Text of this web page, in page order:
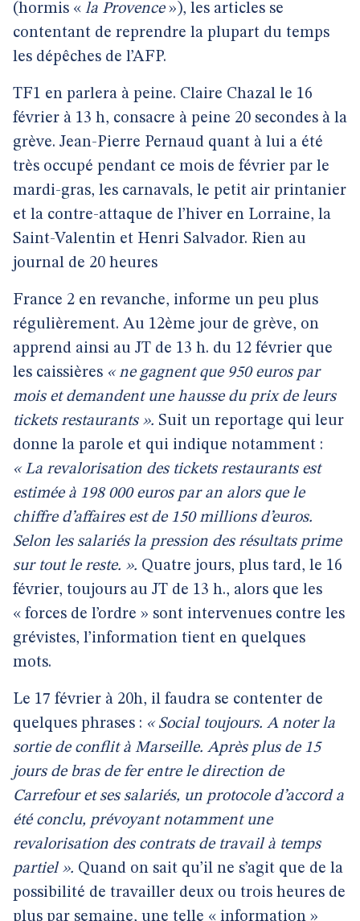
(hormis « la Provence»), les articles se
contentant de reprendre la plupart du temps
les dépêches de l’AFP.
TF1 en parlera à peine. Claire Chazal le 16
février à 13 h, consacre à peine 20 secondes à la
grève. Jean-Pierre Pernaud quant à lui a été
très occupé pendant ce mois de février par le
mardi-gras, les carnavals, le petit air printanier
et la contre-attaque de l’hiver en Lorraine, la
Saint-Valentin et Henri Salvador. Rien au
journal de 20 heures
France 2 en revanche, informe un peu plus
régulièrement. Au 12ème jour de grève, on
apprend ainsi au JT de 13 h. du 12 février que
les caissières « ne gagnent que 950 euros par
mois et demandent une hausse du prix de leurs
tickets restaurants ». Suit un reportage qui leur
donne la parole et qui indique notamment :
« La revalorisation des tickets restaurants est
estimée à 198 000 euros par an alors que le
chiffre d’affaires est de 150 millions d’euros.
Selon les salariés la pression des résultats prime
sur tout le reste. ». Quatre jours, plus tard, le 16
février, toujours au JT de 13 h., alors que les
« forces de l’ordre » sont intervenues contre les
grévistes, l’information tient en quelques
mots.
Le 17 février à 20h, il faudra se contenter de
quelques phrases : « Social toujours. A noter la
sortie de conflit à Marseille. Après plus de 15
jours de bras de fer entre le direction de
Carrefour et ses salariés, un protocole d’accord a
été conclu, prévoyant notamment une
revalorisation des contrats de travail à temps
partiel ». Quand on sait qu’il ne s’agit que de la
possibilité de travailler deux ou trois heures de
plus par semaine, une telle « information »